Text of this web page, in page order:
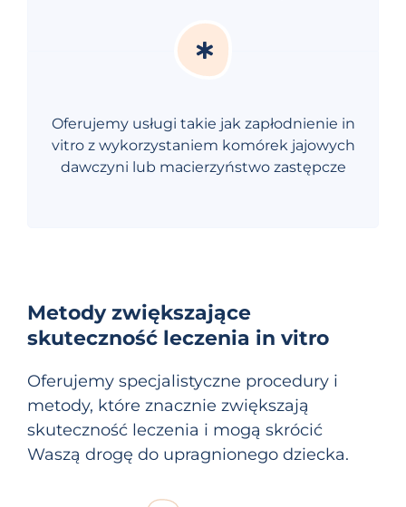
Oferujemy usługi takie jak zapłodnienie in
vitro z wykorzystaniem komórek jajowych
dawczyni lub macierzyństwo zastępcze
Metody zwiększające
skuteczność leczenia in vitro
Oferujemy specjalistyczne procedury i
metody, które znacznie zwiększają
skuteczność leczenia i mogą skrócić
Waszą drogę do upragnionego dziecka.